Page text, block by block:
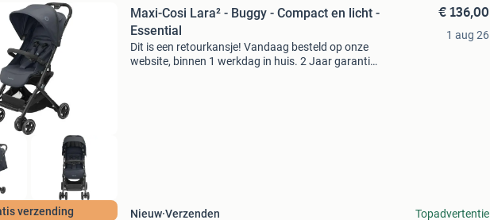
verzending
Maxi-Cosi Lara² - Buggy - Compact en licht -
Essential
Dit is een retourkansje! Vandaag besteld op onze
website, binnen 1 werkdag in huis. 2 Jaar garantie.
Nieuw Verzenden
€ 136,00
1 aug 26
Topadvertentie